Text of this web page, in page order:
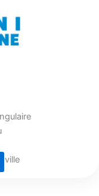
ville